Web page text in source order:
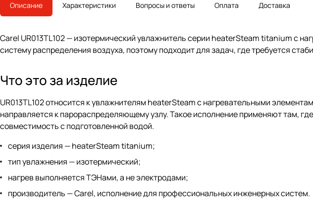
Описание Характеристики Вопросы и ответы Оплата Доставка
Carel UR013TL102 — изотермический увлажнитель серии heaterSteam titanium с
систему распределения воздуха, поэтому подходит для задач, где требуется
Что это за изделие
UR013TL102 относится к увлажнителям heaterSteam с нагревательными
направляется к парораспределяющему узлу. Такое исполнение применяют там,
совместимость с подготовленной водой.
серия изделия — heaterSteam titanium;
тип увлажнения — изотермический;
нагрев выполняется ТЭНами, а не электродами;
производитель — Carel, исполнение для профессиональных инженерных систем.